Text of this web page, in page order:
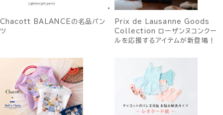
Chacott BALANCEの名品パン
ツ
Prix de Lausanne Goods
Collection ローザンヌコンクー
ルを応援するアイテムが新登場！